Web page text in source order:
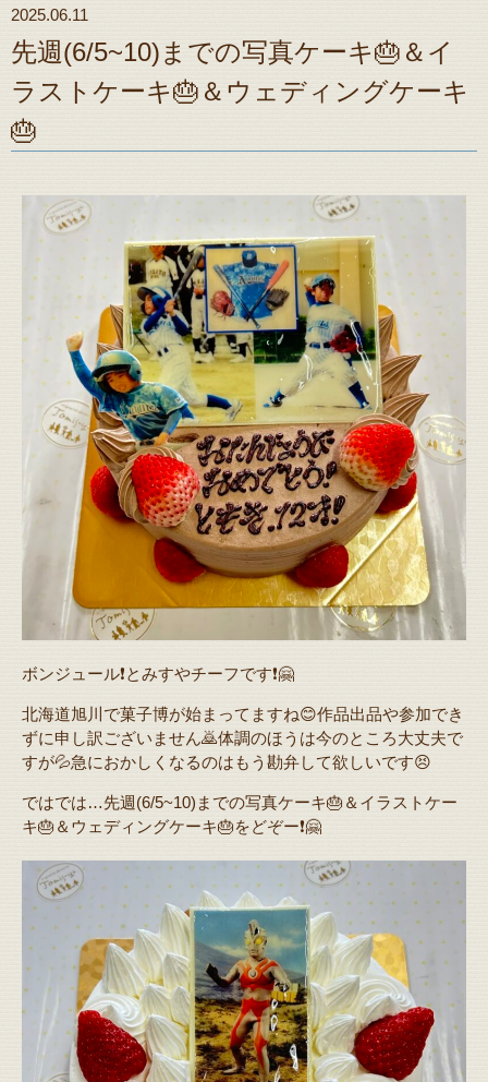
2025.06.11
先週(6/5~10)までの写真ケーキ🎂＆イ
ラストケーキ🎂＆ウェディングケーキ
🎂
ボンジュール❗️とみすやチーフです❗️🤗
北海道旭川で菓子博が始まってますね😊作品出品や参加でき
ずに申し訳ございません🙇体調のほうは今のところ大丈夫で
すが💦急におかしくなるのはもう勘弁して欲しいです😣
ではでは…先週(6/5~10)までの写真ケーキ🎂＆イラストケー
キ🎂＆ウェディングケーキ🎂をどぞー❗️🤗